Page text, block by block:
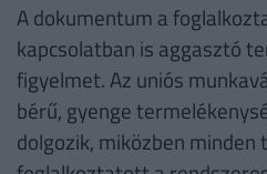
A dokumentum a
kapcsolatban is aggasztó
figyelmet. Az uniós
bérű, gyenge
dolgozik, miközben